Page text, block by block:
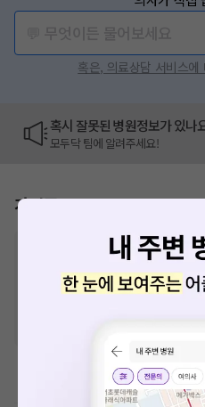
혹은, 의료상담 서비스에
혹시 잘못된 병원정보가 있나
모두닥 팀에 알려주세요!
가격표
비급여 항목의 경우, 추가비용 등으
한 가격은 해당 의료기관에 직접 문의
급여 항목의 경우, 건강보험심사평
격입니다. (진료와 연관된 복합적인 비